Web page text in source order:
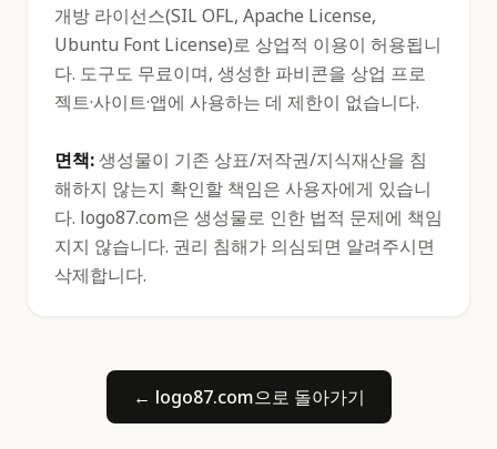
개방 라이선스(SIL OFL, Apache License,
Ubuntu Font License)로 상업적 이용이 허용됩니
다. 도구도 무료이며, 생성한 파비콘을 상업 프로
젝트·사이트·앱에 사용하는 데 제한이 없습니다.
면책:생성물이 기존 상표/저작권/지식재산을 침
해하지 않는지 확인할 책임은 사용자에게 있습니
다. logo87.com은 생성물로 인한 법적 문제에 책임
지지 않습니다. 권리 침해가 의심되면 알려주시면
삭제합니다.
← logo87.com으로 돌아가기